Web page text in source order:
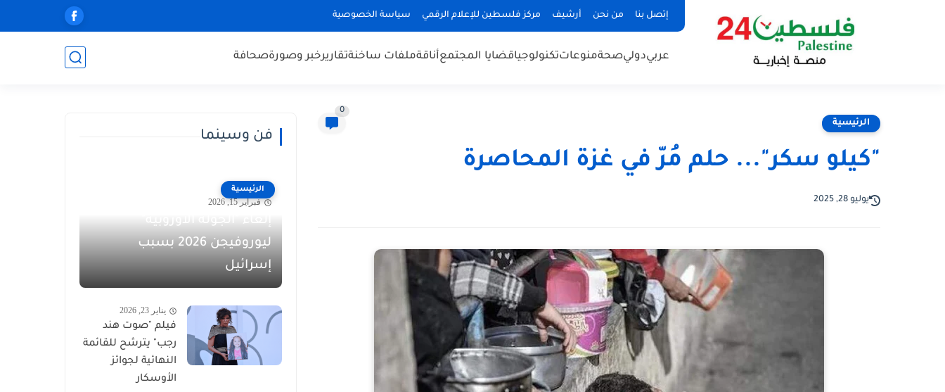
إتصل بنا من نحن أرشيف مركز فلسطين للإعلام الرقمي سياسة الخصوصية
عربيدوليصحةمنوعاتتكنولوجياقضايا المجتمعأناقةملفات ساخنةتقاريرخبر وصورةصحافة
الرئيسية
0
"كيلو سكر"... حلم مُرّ في غزة المحاصرة
يوليو 28, 2025
فن وسينما
الرئيسية
فبراير 15, 2026
إلغاء "الجولة الأوروبية"
ليوروفيجن 2026 بسبب
إسرائيل
يناير 23, 2026
فيلم "صوت هند
رجب" يترشح للقائمة
النهائية لجوائز
الأوسكار